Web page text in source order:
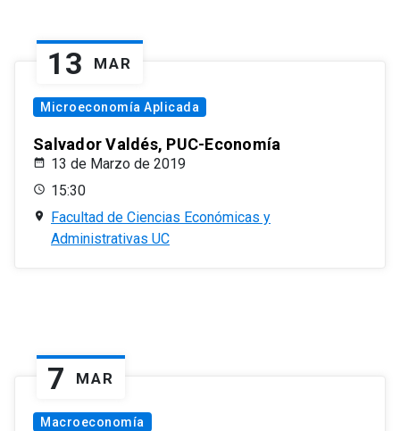
13 MAR
Microeconomía Aplicada
Salvador Valdés, PUC-Economía
13 de Marzo de 2019
15:30
Facultad de Ciencias Económicas y
Administrativas UC
7 MAR
Macroeconomía